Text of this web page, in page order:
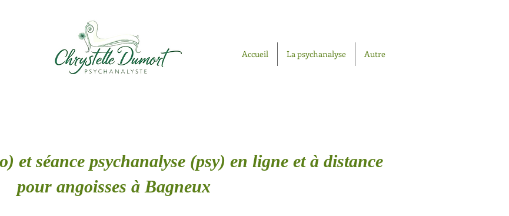
Accueil La psychanalyse Autre
et séance psychanalyse (psy) en ligne et à distance
pour angoisses à Bagneux